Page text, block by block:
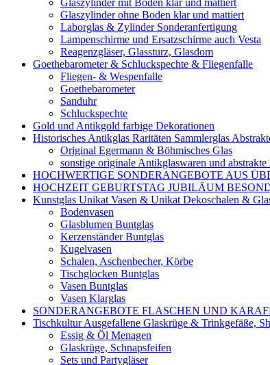
Glaszylinder mit Boden klar und mattiert
Glaszylinder ohne Boden klar und mattiert
Laborglas & Zylinder Sonderanfertigung
Lampenschirme und Ersatzschirme auch Vesta
Reagenzgläser, Glassturz, Glasdom
Goethebarometer & Schluckspechte & Fliegenfalle
Fliegen- & Wespenfalle
Goethebarometer
Sanduhr
Schluckspechte
Gold und Antikgold farbige Dekorationen
Historisches Antikglas Raritäten Sammlerglas
Original Egermann & Böhmisches Glas
sonstige originale Antikglaswaren und
HOCHWERTIGE SONDERANGEBOTE AUS
HOCHZEIT GEBURTSTAG JUBILÄUM
Kunstglas Unikat Vasen & Unikat Dekoschalen &
Bodenvasen
Glasblumen Buntglas
Kerzenständer Buntglas
Kugelvasen
Schalen, Aschenbecher, Körbe
Tischglocken Buntglas
Vasen Buntglas
Vasen Klarglas
SONDERANGEBOTE FLASCHEN UND
Tischkultur Ausgefallene Glaskrüge & Trinkgefäße,
Essig & Öl Menagen
Glaskrüge, Schnapsfeifen
Sets und Partygläser